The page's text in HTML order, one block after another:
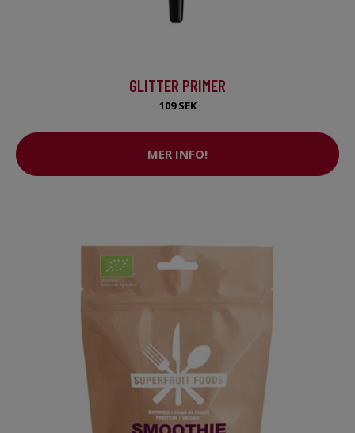
GLITTER PRIMER
109 SEK
MER INFO!